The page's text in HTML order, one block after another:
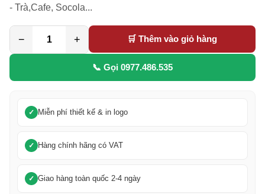
- Trà,Cafe, Socola...
− + 🛒 Thêm vào giỏ hàng
📞 Gọi 0977.486.535
Miễn phí thiết kế & in logo
Hàng chính hãng có VAT
Giao hàng toàn quốc 2-4 ngày